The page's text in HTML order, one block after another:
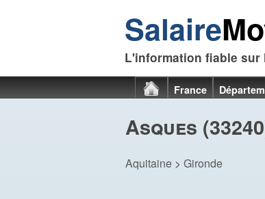
Salaire
L'information fiable sur
France
Asques
Aquitaine > Gironde